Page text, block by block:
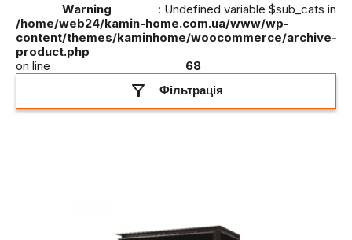
Warning
: Undefined variable $sub_cats in
/home/web24/kamin-home.com.ua/www/wp-
content/themes/kaminhome/woocommerce/archive-
product.php
on line
68
Фільтрація